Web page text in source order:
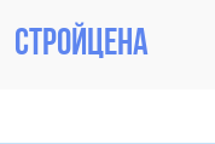
Стройцена